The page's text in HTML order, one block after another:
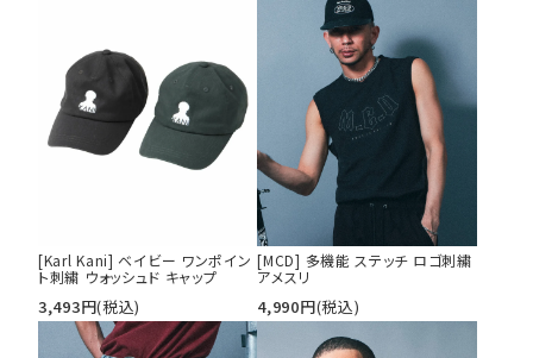
[Karl Kani] ベイビー ワンポイン
ト刺繍 ウォッシュド キャップ
3,493円(税込)
[MCD] 多機能 ステッチ ロゴ刺繍
アメスリ
4,990円(税込)